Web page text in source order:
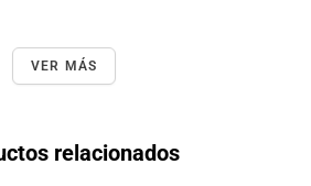
VER MÁS
relacionados